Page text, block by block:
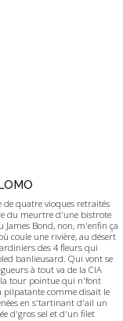
quatre vioques retraités
du meurtre d'une bistrote
Bond, non, m'enfin ça
coule une rivière, au désert
des 4 fleurs qui
banlieusard. Qui vont se
à tout va de la CIA
la tour pointue qui n'font
pilpatante comme disait le
en s'tartinant d'ail un
d'gros sel et d'un filet